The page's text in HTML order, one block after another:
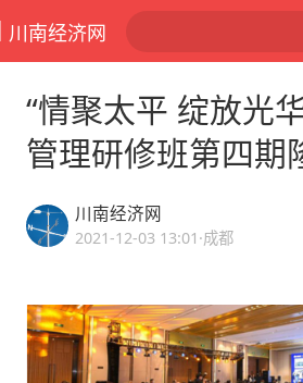
川南经济网
“情聚太平 绽放光
管理研修班第四期
川南经济网
2021-12-03 13:01 ·成都